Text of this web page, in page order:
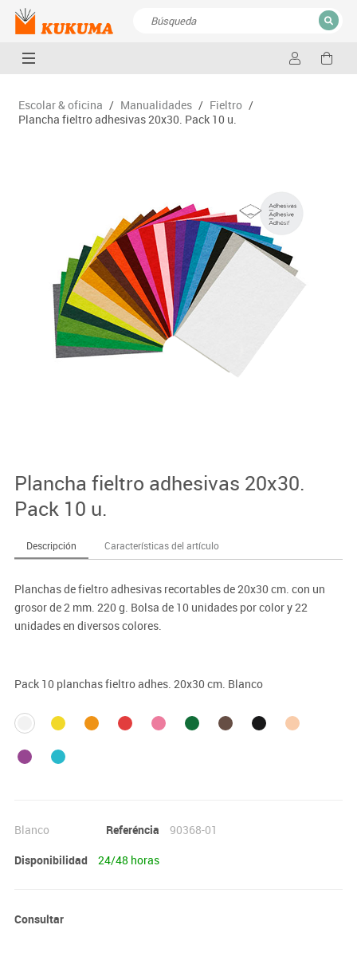
CERRAR
Escolar & oficina / Manualidades / Fieltro /
Plancha fieltro adhesivas 20x30. Pack 10 u.
Plancha fieltro adhesivas 20x30.
Pack 10 u.
Descripción Características del artículo
Planchas de fieltro adhesivas recortables de 20x30 cm. con un
grosor de 2 mm. 220 g. Bolsa de 10 unidades por color y 22
unidades en diversos colores.
Pack 10 planchas fieltro adhes. 20x30 cm. Blanco
Blanco Referéncia
90368-01
Disponibilidad
24/48 horas
Consultar